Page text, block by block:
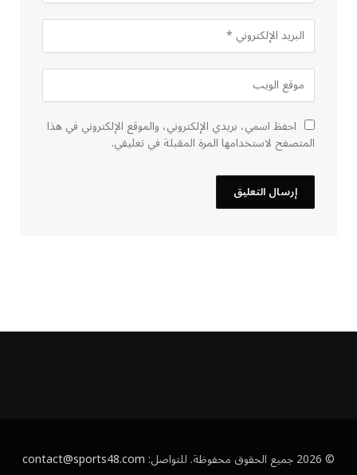
احفظ اسمي، بريدي الإلكتروني، والموقع الإلكتروني في هذا
المتصفح لاستخدامها المرة المقبلة في تعليقي.
© 2026 جميع الحقوق محفوظة. للتواصل: contact@sports48.com